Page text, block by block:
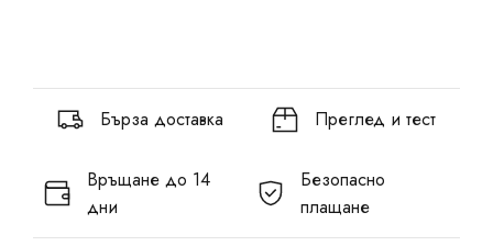
Бърза доставка Преглед и тест
Връщане до 14
дни
Безопасно
плащане